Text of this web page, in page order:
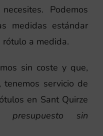
Podemos
medidas estándar
a medida.
sin coste y que,
tenemos servicio de
en Sant Quirze
sin